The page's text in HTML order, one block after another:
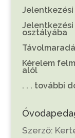
Jelentkezési
osztályába
Kérelem
alól
. . . további
Szerző: